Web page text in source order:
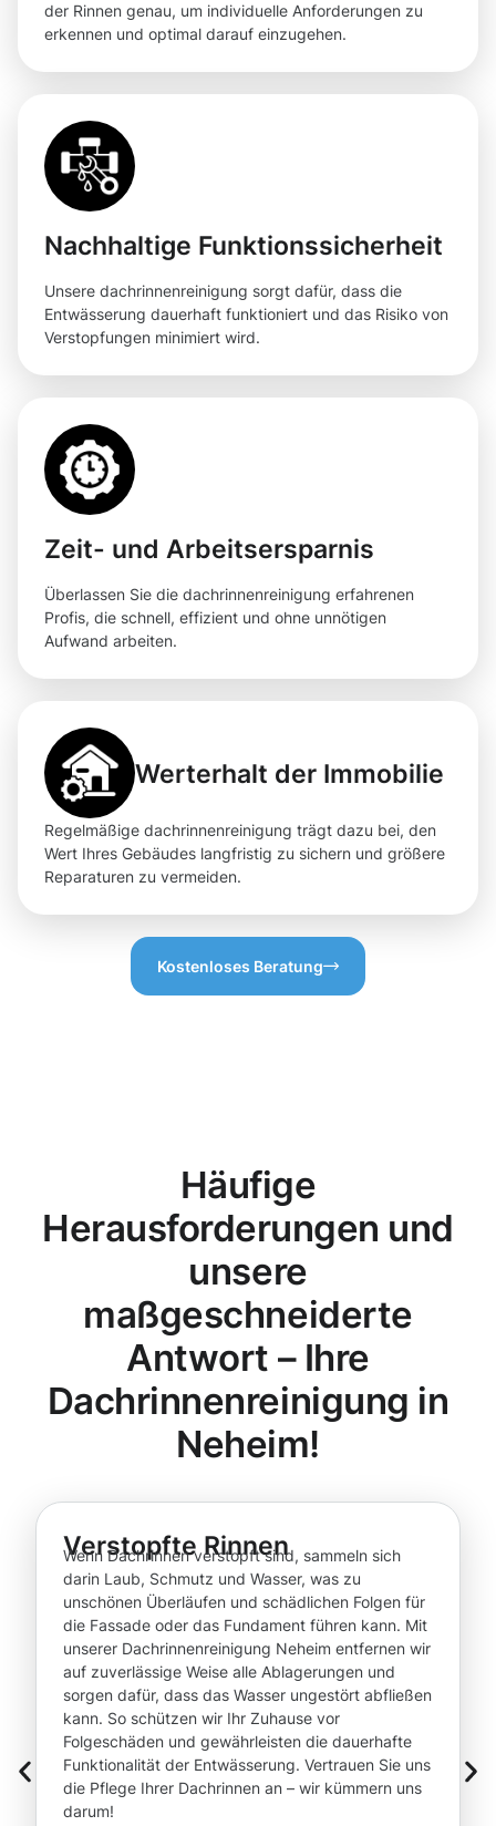
der Rinnen genau, um individuelle Anforderungen zu
erkennen und optimal darauf einzugehen.
Nachhaltige Funktionssicherheit
Unsere dachrinnenreinigung sorgt dafür, dass die
Entwässerung dauerhaft funktioniert und das Risiko von
Verstopfungen minimiert wird.
Zeit- und Arbeitsersparnis
Überlassen Sie die dachrinnenreinigung erfahrenen
Profis, die schnell, effizient und ohne unnötigen
Aufwand arbeiten.
Werterhalt der Immobilie
Regelmäßige dachrinnenreinigung trägt dazu bei, den
Wert Ihres Gebäudes langfristig zu sichern und größere
Reparaturen zu vermeiden.
Kostenloses Beratung
Häufige
Herausforderungen und
unsere
maßgeschneiderte
Antwort – Ihre
Dachrinnenreinigung in
Neheim!
Verstopfte Rinnen
Wenn Dachrinnen verstopft sind, sammeln sich
darin Laub, Schmutz und Wasser, was zu
unschönen Überläufen und schädlichen Folgen für
die Fassade oder das Fundament führen kann. Mit
unserer Dachrinnenreinigung Neheim entfernen wir
auf zuverlässige Weise alle Ablagerungen und
sorgen dafür, dass das Wasser ungestört abfließen
kann. So schützen wir Ihr Zuhause vor
Folgeschäden und gewährleisten die dauerhafte
Funktionalität der Entwässerung. Vertrauen Sie uns
die Pflege Ihrer Dachrinnen an – wir kümmern uns
darum!